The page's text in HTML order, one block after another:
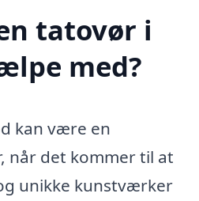
tatovør i
med?
kan være en
når det kommer til at
unikke kunstværker